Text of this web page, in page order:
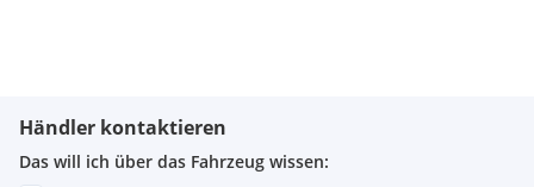
Händler kontaktieren
Das will ich über das Fahrzeug wissen: